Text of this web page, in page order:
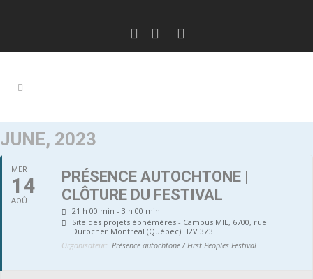
JUNE, 2023
MER
14
AOÛ
PRÉSENCE AUTOCHTONE |
CLÔTURE DU FESTIVAL
21 h 00 min - 3 h 00 min
Site des projets éphémères - Campus MIL, 6700, rue
Durocher Montréal (Québec) H2V 3Z3
Organisateur: Présence autochtone / First Peoples Festival